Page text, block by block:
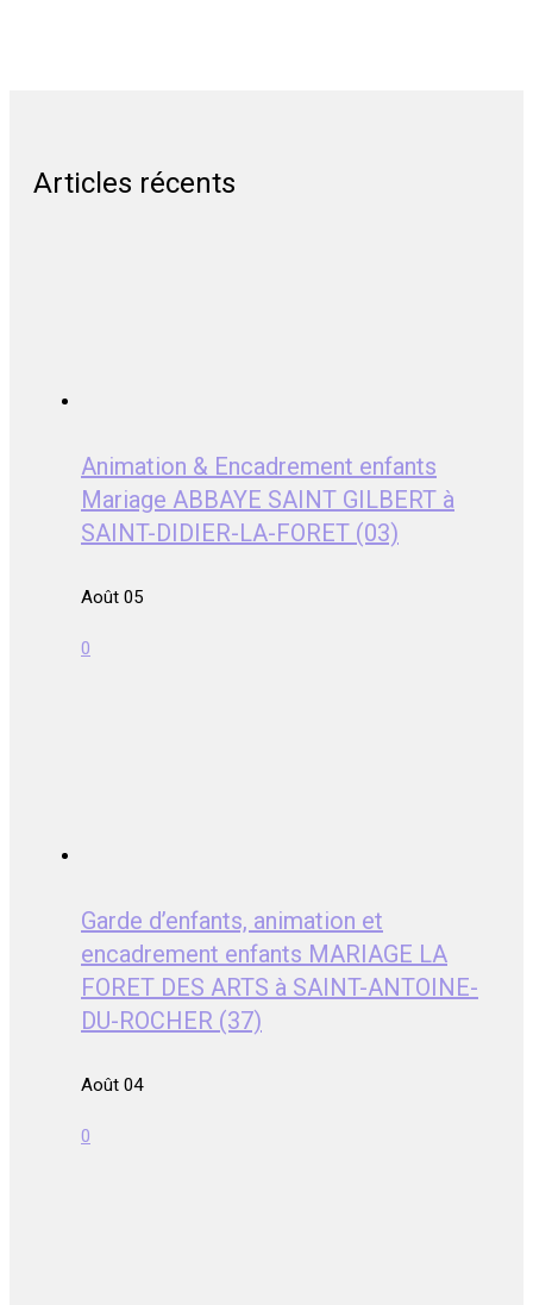
Articles récents
Animation & Encadrement enfants
Mariage ABBAYE SAINT GILBERT à
SAINT-DIDIER-LA-FORET (03)
Août 05
0
Garde d’enfants, animation et
encadrement enfants MARIAGE LA
FORET DES ARTS à SAINT-ANTOINE-
DU-ROCHER (37)
Août 04
0